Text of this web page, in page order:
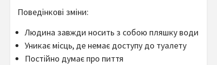
Поведінкові зміни:
Людина завжди носить з собою пляшку води
Уникає місць, де немає доступу до туалету
Постійно думає про пиття